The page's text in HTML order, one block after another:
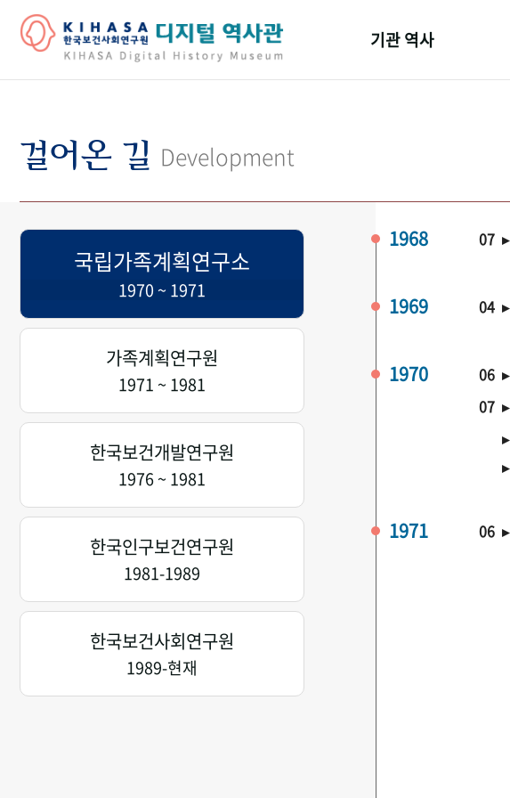
기관 역사
걸어온 길 Development
국립가족계획연구소
1970 ~ 1971
가족계획연구원
1971 ~ 1981
한국보건개발연구원
1976 ~ 1981
한국인구보건연구원
1981-1989
한국보건사회연구원
1989-현재
1968 07 ▸
1969 04 ▸
1970 06 ▸
07 ▸
▸
▸
1971 06 ▸